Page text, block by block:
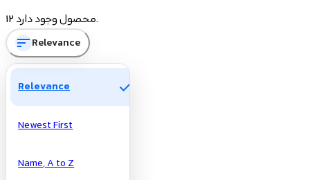
12 محصول وجود دارد.
sortRelevance
Relevance check
Newest First
Name, A to Z